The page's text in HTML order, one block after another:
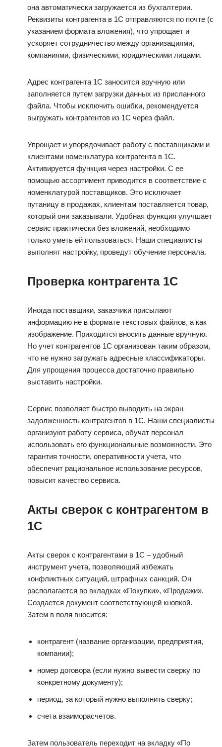
она автоматически загружается из бухгалтерии.
Реквизиты контрагента в 1С отправляются по почте (с
указанием формата вложения), что упрощает и
ускоряет сотрудничество между организациями,
компаниями, физическими, юридическими лицами.
Адрес контрагента 1С заносится вручную или
заполняется путем загрузки данных из присланного
файла. Чтобы исключить ошибки, рекомендуется
выгружать контрагентов из 1С через файл.
Упрощает и упорядочивает работу с поставщиками и
клиентами номенклатура контрагента в 1С.
Активируется функция через настройки. С ее
помощью ассортимент приводится в соответствие с
номенклатурой поставщиков. Это исключает
путаницу в продажах, клиентам поставляется товар,
который они заказывали. Удобная функция улучшает
сервис практически без вложений, необходимо
только уметь ей пользоваться. Наши специалисты
выполнят настройку, проведут обучение персонала.
Проверка контрагента 1С
Иногда поставщики, заказчики присылают
информацию не в формате текстовых файлов, а как
изображение. Приходится вносить данные вручную.
Но учет контрагентов 1С организован таким образом,
что не нужно загружать адресные классификаторы.
Для упрощения процесса достаточно правильно
выставить настройки.
Сервис позволяет быстро выводить на экран
задолженность контрагентов в 1С. Наши специалисты
организуют работу сервиса, обучат персонал
использовать его функциональные возможности. Это
гарантия точности, оперативности учета, что
обеспечит рациональное использование ресурсов,
повысит качество сервиса.
Акты сверок с контрагентом в
1С
Акты сверок с контрагентами в 1С – удобный
инструмент учета, позволяющий избежать
конфликтных ситуаций, штрафных санкций. Он
располагается во вкладках «Покупки», «Продажи».
Создается документ соответствующей кнопкой.
Затем в поля вносится:
контрагент (название организации, предприятия,
компании);
номер договора (если нужно вывести сверку по
конкретному документу);
период, за который нужно выполнить сверку;
счета взаиморасчетов.
Затем пользователь переходит на вкладку «По